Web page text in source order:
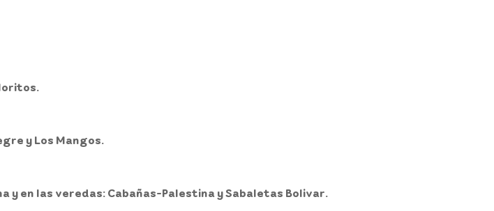
y Los Mangos.
y en las veredas: Cabañas-Palestina y Sabaletas Bolivar.